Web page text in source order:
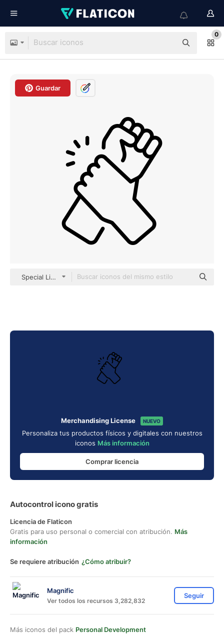
0
Guardar
Special Lineal
Merchandising License NUEVO
Personaliza tus productos físicos y digitales con nuestros
iconos Más información
Comprar licencia
Autocontrol icono gratis
Licencia de Flaticon
Gratis para uso personal o comercial con atribución. Más
información
Se requiere atribución ¿Cómo atribuir?
Magnific
Ver todos los recursos 3,282,832
Seguir
Más iconos del pack Personal Development